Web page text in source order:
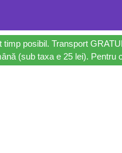
posibil. Transport
(sub taxa e 25 lei).